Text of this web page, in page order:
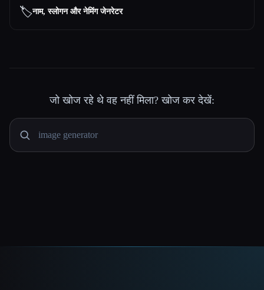
🏷️नाम, स्लोगन और नेमिंग जेनरेटर
जो खोज रहे थे वह नहीं मिला? खोज कर देखें: